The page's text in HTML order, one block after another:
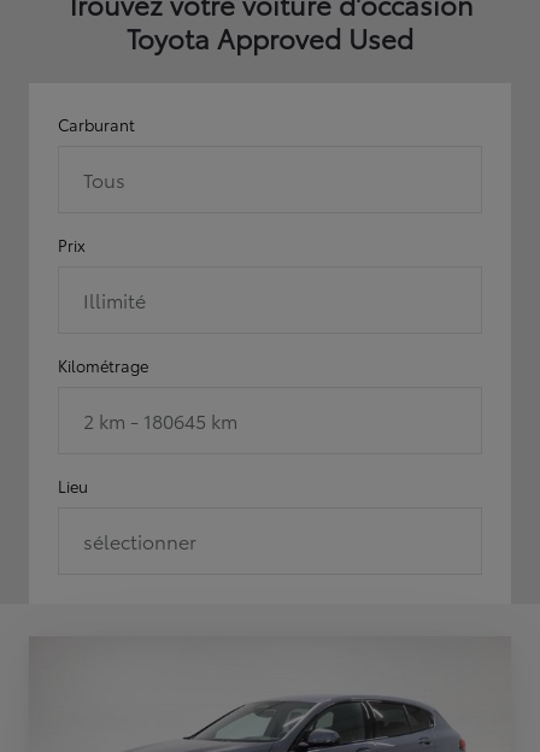
Toyota Approved Used
Carburant
Tous
Prix
Illimité
Kilométrage
2 km - 180645 km
Lieu
sélectionner